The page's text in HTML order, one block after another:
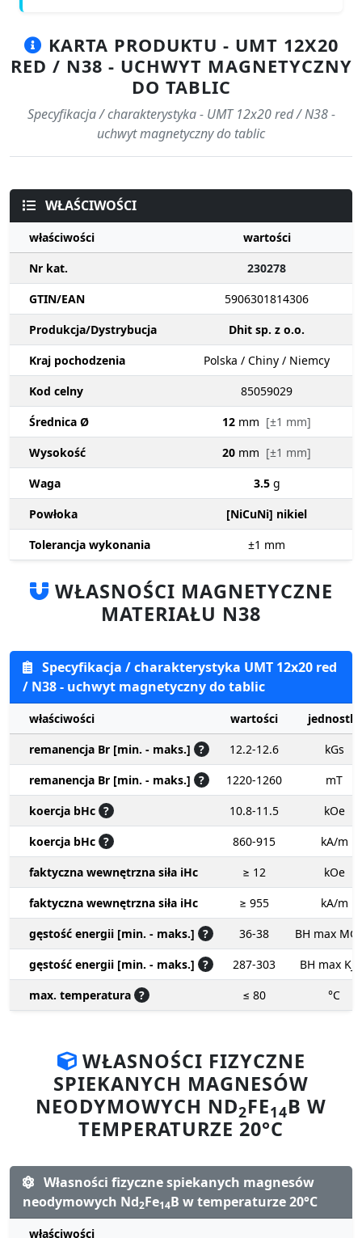
KARTA PRODUKTU - UMT 12X20
RED / N38 - UCHWYT MAGNETYCZNY
DO TABLIC
Specyfikacja / charakterystyka - UMT 12x20 red / N38 -
uchwyt magnetyczny do tablic
WŁAŚCIWOŚCI
właściwości
wartości
Nr kat.
230278
GTIN/EAN
5906301814306
Produkcja/Dystrybucja
Dhit sp. z o.o.
Kraj pochodzenia
Polska / Chiny / Niemcy
Kod celny
85059029
Średnica Ø
12 mm [±1 mm]
Wysokość
20 mm [±1 mm]
Waga
3.5 g
Powłoka
[NiCuNi] nikiel
Tolerancja wykonania
±1 mm
WŁASNOŚCI MAGNETYCZNE
MATERIAŁU N38
Specyfikacja / charakterystyka UMT 12x20 red
/ N38 - uchwyt magnetyczny do tablic
właściwości wartości
jednostki
remanencja Br [min. - maks.] ? 12.2-12.6
kGs
remanencja Br [min. - maks.] ? 1220-1260
mT
koercja bHc ? 10.8-11.5
kOe
koercja bHc ? 860-915
kA/m
faktyczna wewnętrzna siła iHc
≥ 12
kOe
faktyczna wewnętrzna siła iHc
≥ 955
kA/m
gęstość energii [min. - maks.] ? 36-38
BH max
gęstość energii [min. - maks.] ? 287-303
BH max
max. temperatura ? ≤ 80 °C
WŁASNOŚCI FIZYCZNE
SPIEKANYCH MAGNESÓW
NEODYMOWYCH ND2FE14B W
TEMPERATURZE 20°C
Własności fizyczne spiekanych magnesów
neodymowych Nd2Fe14B w temperaturze 20°C
właściwości